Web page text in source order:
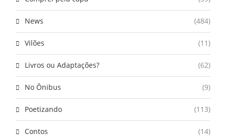
News (484)
Vilões (11)
Livros ou Adaptações? (62)
No Ônibus (9)
Poetizando (113)
Contos (14)